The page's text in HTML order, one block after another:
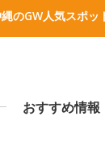
のGW人気スポッ
おすすめ情報